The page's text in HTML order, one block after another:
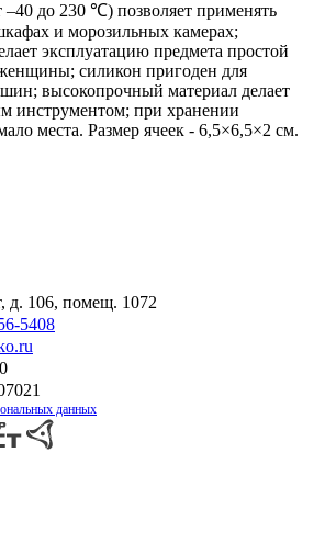
–40 до 230 ℃) позволяет применять
и морозильных камерах;
эксплуатацию предмета простой
силикон пригоден для
высокопрочный материал делает
инструментом; при хранении
места. Размер ячеек - 6,5×6,5×2 см.
д. 106, помещ. 1072
5408
данных